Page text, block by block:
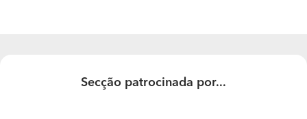
Secção patrocinada por...